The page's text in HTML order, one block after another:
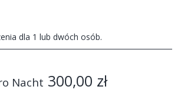
dla 1 lub dwóch osób.
Nacht 300,00 zł